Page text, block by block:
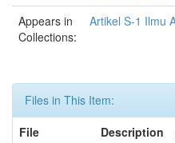
Appears in
Collections:
Artikel S-1 Ilmu
Files in This Item:
File
Description